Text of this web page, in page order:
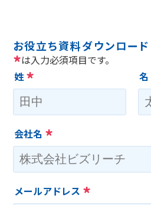
お役立ち資料ダウンロード
*は入力必須項目です。
姓* 名
会社名 *
メールアドレス *